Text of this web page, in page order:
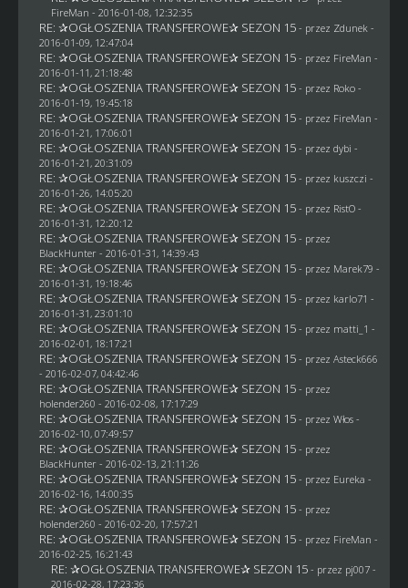
FireMan - 2016-01-08, 12:32:35
RE: ✰OGŁOSZENIA TRANSFEROWE✰ SEZON 15 - przez Zdunek -
2016-01-09, 12:47:04
RE: ✰OGŁOSZENIA TRANSFEROWE✰ SEZON 15 - przez FireMan -
2016-01-11, 21:18:48
RE: ✰OGŁOSZENIA TRANSFEROWE✰ SEZON 15 - przez Roko-
2016-01-19, 19:45:18
RE: ✰OGŁOSZENIA TRANSFEROWE✰ SEZON 15 - przez FireMan -
2016-01-21, 17:06:01
RE: ✰OGŁOSZENIA TRANSFEROWE✰ SEZON 15 - przez dybi -
2016-01-21, 20:31:09
RE: ✰OGŁOSZENIA TRANSFEROWE✰ SEZON 15 - przez kuszczi -
2016-01-26, 14:05:20
RE: ✰OGŁOSZENIA TRANSFEROWE✰ SEZON 15 - przez RistO-
2016-01-31, 12:20:12
RE: ✰OGŁOSZENIA TRANSFEROWE✰ SEZON 15 - przez
BlackHunter- 2016-01-31, 14:39:43
RE: ✰OGŁOSZENIA TRANSFEROWE✰ SEZON 15 - przez Marek79 -
2016-01-31, 19:18:46
RE: ✰OGŁOSZENIA TRANSFEROWE✰ SEZON 15 - przez karlo71 -
2016-01-31, 23:01:10
RE: ✰OGŁOSZENIA TRANSFEROWE✰ SEZON 15 - przez matti_1 -
2016-02-01, 18:17:21
RE: ✰OGŁOSZENIA TRANSFEROWE✰ SEZON 15 - przez Asteck666
- 2016-02-07, 04:42:46
RE: ✰OGŁOSZENIA TRANSFEROWE✰ SEZON 15 - przez
holender260 - 2016-02-08, 17:17:29
RE: ✰OGŁOSZENIA TRANSFEROWE✰ SEZON 15 - przez Włos-
2016-02-10, 07:49:57
RE: ✰OGŁOSZENIA TRANSFEROWE✰ SEZON 15 - przez
BlackHunter- 2016-02-13, 21:11:26
RE: ✰OGŁOSZENIA TRANSFEROWE✰ SEZON 15 - przez Eureka -
2016-02-16, 14:00:35
RE: ✰OGŁOSZENIA TRANSFEROWE✰ SEZON 15 - przez
holender260 - 2016-02-20, 17:57:21
RE: ✰OGŁOSZENIA TRANSFEROWE✰ SEZON 15 - przez FireMan -
2016-02-25, 16:21:43
RE: ✰OGŁOSZENIA TRANSFEROWE✰ SEZON 15 - przez pj007-
2016-02-28, 17:23:36